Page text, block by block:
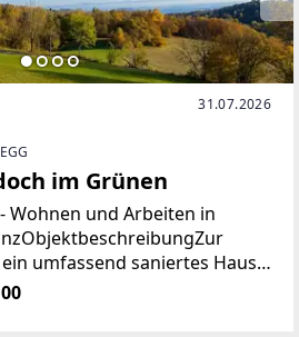
31.07.2026
im Grünen
Wohnen und Arbeiten in
umfassend saniertes Haus
ca. 292 m², aufgeteilt auf
verbindet traditionelle